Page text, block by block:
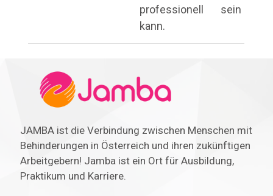
professionell sein
kann.
JAMBA ist die Verbindung zwischen Menschen mit
Behinderungen in Österreich und ihren zukünftigen
Arbeitgebern! Jamba ist ein Ort für Ausbildung,
Praktikum und Karriere.